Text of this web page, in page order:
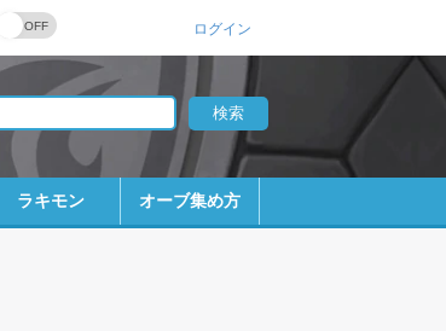
ログイン
ラキモン オーブ集め方